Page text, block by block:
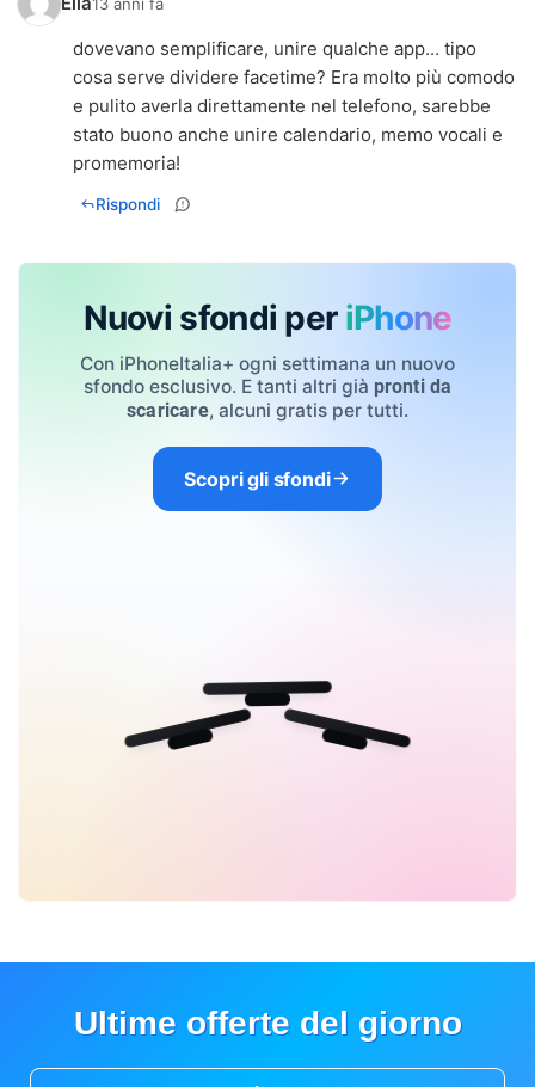
dovevano semplificare, unire qualche app... tipo
cosa serve dividere facetime? Era molto più comodo
e pulito averla direttamente nel telefono, sarebbe
stato buono anche unire calendario, memo vocali e
promemoria!
Rispondi
Nuovi sfondi per iPhone
Con iPhoneItalia+ ogni settimana un nuovo
sfondo esclusivo. E tanti altri già pronti da
scaricare, alcuni gratis per tutti.
Scopri gli sfondi
Ultime offerte del giorno